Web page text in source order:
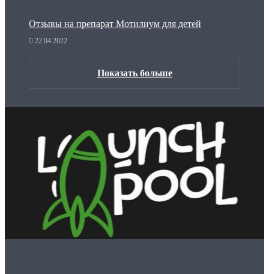
Отзывы на препарат Мотилиум для детей
22.04.2022
Показать больше